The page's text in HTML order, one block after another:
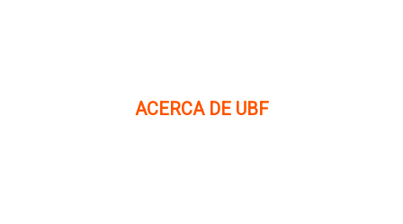
ACERCA DE UBF